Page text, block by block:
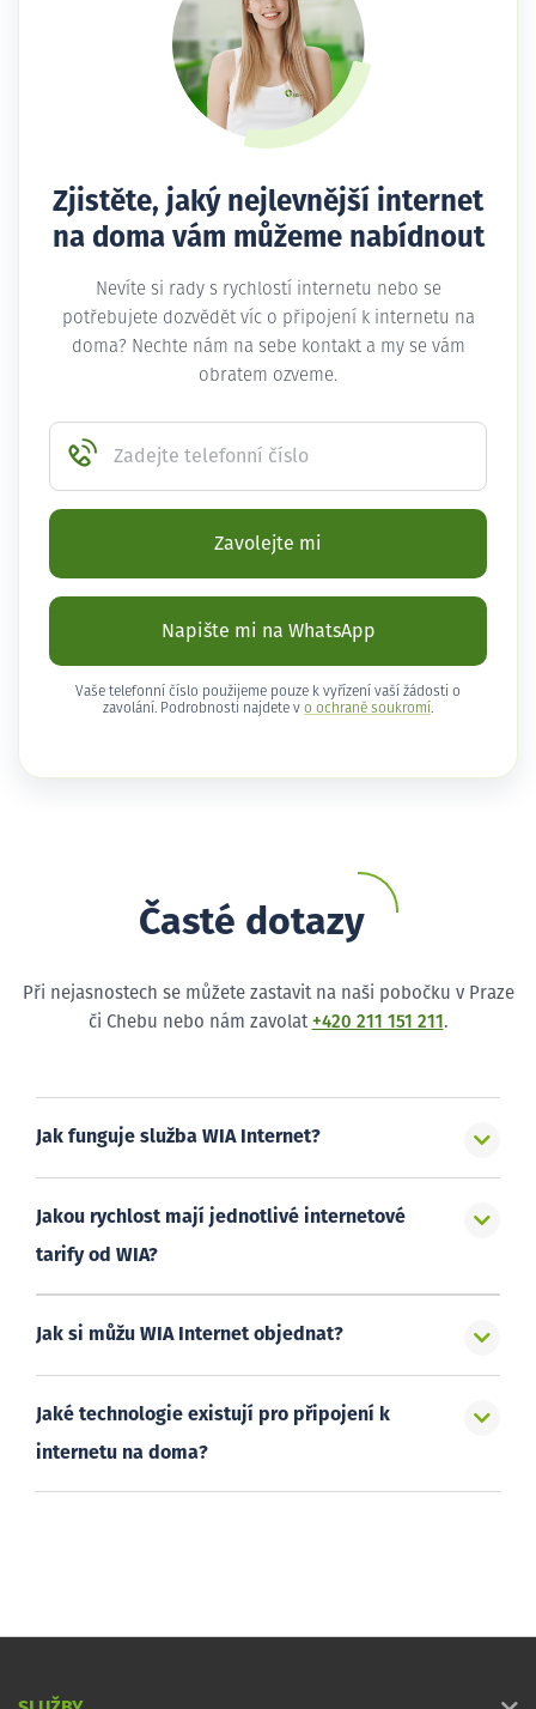
Zjistěte, jaký nejlevnější internet
na doma vám můžeme nabídnout
Nevíte si rady s rychlostí internetu nebo se
potřebujete dozvědět víc o připojení k internetu na
doma? Nechte nám na sebe kontakt a my se vám
obratem ozveme.
Zadejte telefonní číslo
Zavolejte mi
Napište mi na WhatsApp
Vaše telefonní číslo použijeme pouze k vyřízení vaší žádosti o
zavolání. Podrobnosti najdete v o ochraně soukromí .
Časté dotazy
Při nejasnostech se můžete zastavit na naši pobočku v Praze
či Chebu nebo nám zavolat +420 211 151 211 .
Jak funguje služba WIA Internet?
Jakou rychlost mají jednotlivé internetové
tarify od WIA?
Jak si můžu WIA Internet objednat?
Jaké technologie existují pro připojení k
internetu na doma?